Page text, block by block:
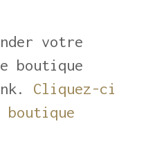
votre
boutique
Cliquez-ci